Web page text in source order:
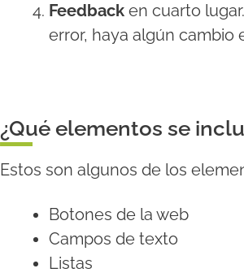
Feedback en cuarto
error, haya algún cambio
¿Qué elementos se
Estos son algunos de los
Botones de la web
Campos de texto
Listas